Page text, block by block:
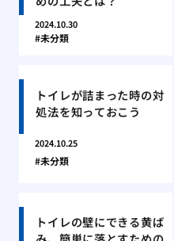
2024.10.30
未分類
トイレが詰まった時の対
処法を知っておこう
2024.10.25
未分類
トイレの壁にできる黄ば